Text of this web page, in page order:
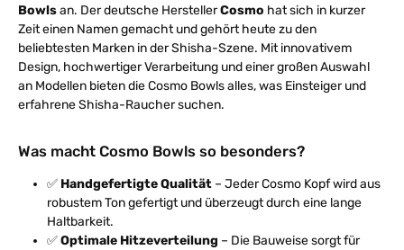
Bowlsan. Der deutsche HerstellerCosmo hat sich in kurzer
Zeit einen Namen gemacht und gehört heute zu den
beliebtesten Marken in der Shisha-Szene. Mit innovativem
Design, hochwertiger Verarbeitung und einer großen Auswahl
an Modellen bieten die Cosmo Bowls alles, was Einsteiger und
erfahrene Shisha-Raucher suchen.
Was macht Cosmo Bowls so besonders?
✅ Handgefertigte Qualität – Jeder Cosmo Kopf wird aus
robustem Ton gefertigt und überzeugt durch eine lange
Haltbarkeit.
✅Optimale Hitzeverteilung – Die Bauweise sorgt für